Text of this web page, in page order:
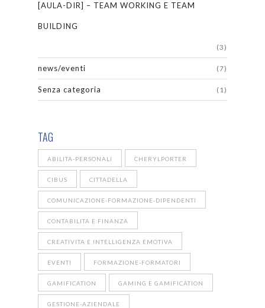
[AULA-DIR] – TEAM WORKING E TEAM
BUILDING
(3)
news/eventi (7)
Senza categoria (1)
TAG
ABILITA-PERSONALI CHERYLPORTER
CIBUS CITTADELLA
COMUNICAZIONE-FORMAZIONE-DIPENDENTI
CONTABILITA E FINANZA
CREATIVITA E INTELLIGENZA EMOTIVA
EVENTI FORMAZIONE-FORMATORI
GAMIFICATION GAMING E GAMIFICATION
GESTIONE-AZIENDALE